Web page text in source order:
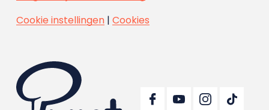
Cookie instellingen| Cookies